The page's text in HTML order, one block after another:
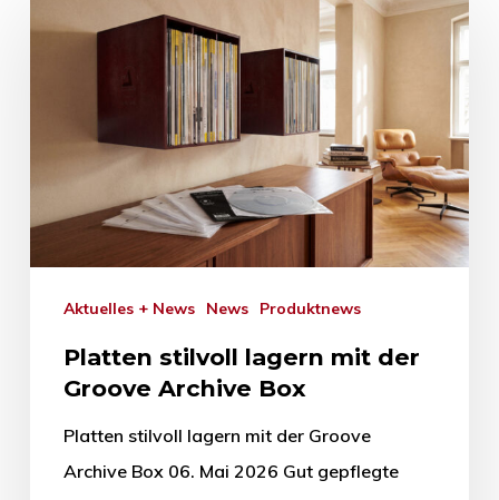
Aktuelles + News News Produktnews
Platten stilvoll lagern mit der
Groove Archive Box
Platten stilvoll lagern mit der Groove
Archive Box 06. Mai 2026 Gut gepflegte